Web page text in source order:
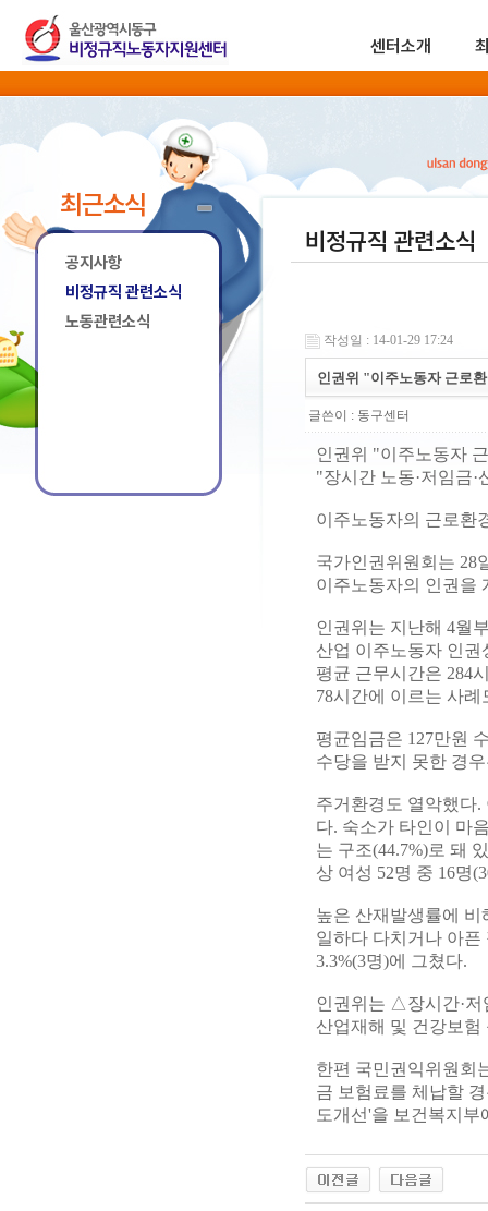
센터소개
최근소식
공지사항
비정규직 관련소식
노동관련소식
비정규직 관련소식
작성일 : 14-01-29 17:24
인권위 "이주노동자 근로
글쓴이 : 동구센터
인권위 "이주노동자
"장시간 노동·저임금
이주노동자의 근로환
국가인권위원회는 28
이주노동자의 인권을
인권위는 지난해 4월
산업 이주노동자 인권
평균 근무시간은 284
78시간에 이르는 사례
평균임금은 127만원
수당을 받지 못한 경
주거환경도 열악했다.
다. 숙소가 타인이 마
는 구조(44.7%)로 돼
상 여성 52명 중 16명
높은 산재발생률에 비
일하다 다치거나 아
3.3%(3명)에 그쳤다.
인권위는 △장시간·
산업재해 및 건강보
한편 국민권익위원회
금 보험료를 체납할
도개선'을 보건복지부